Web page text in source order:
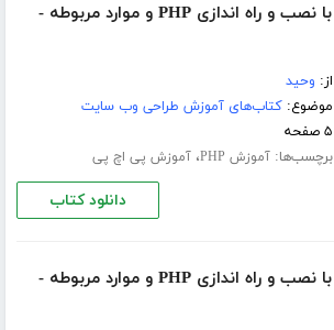
دانلود کتاب آشنایی با نصب و راه اندازی PHP و موارد مربوطه -
از: وحید
موضوع:کتاب‌های آموزش طراحی وب سایت
۵ صفحه
برچسب‌ها:آموزش PHP ،آموزش پی اچ پی
دانلود کتاب
دانلود کتاب آشنایی با نصب و راه اندازی PHP و موارد مربوطه -